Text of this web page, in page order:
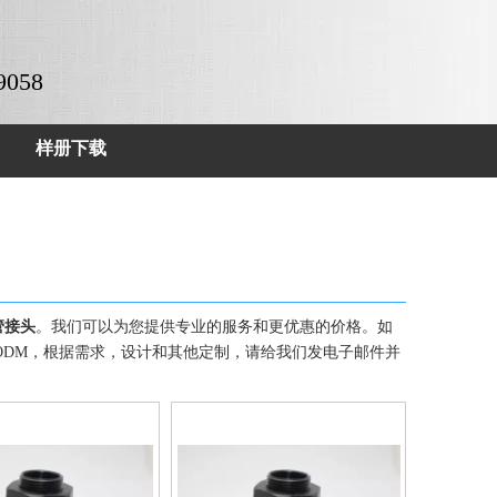
样册下载
接头。我们可以为您提供专业的服务和更优惠的价格。如
，根据需求，设计和其他定制，请给我们发电子邮件并